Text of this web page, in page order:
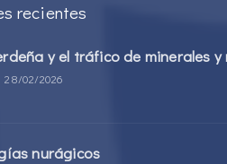
recientes
y el tráfico de minerales
28/02/2026
nurágicos